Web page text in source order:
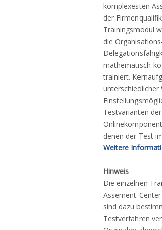
komplexesten
der
Trainingsmodul
die
mathematisch-
trainiert.
Testvarianten
denen der Test
Weitere
Hinweis
Die einzelnen
Assement-
sind dazu
Testverfahren